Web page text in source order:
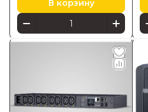
В корзину